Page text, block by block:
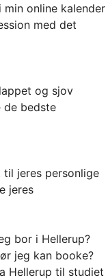
online kalender
med det
og sjov
de bedste
jeres personlige
jeres
bor i Hellerup?
jeg kan booke?
Hellerup til studiet